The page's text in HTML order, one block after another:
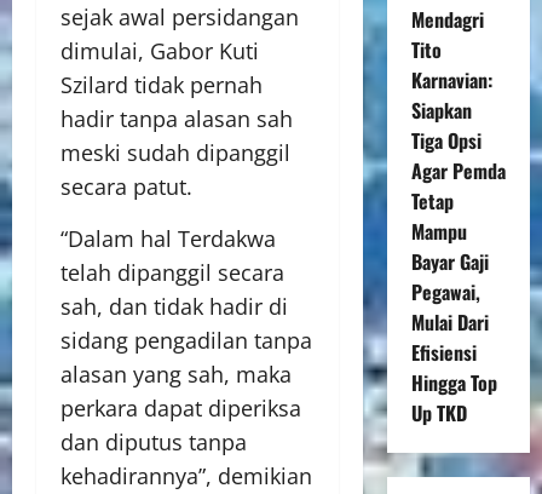
sejak awal persidangan
dimulai, Gabor Kuti
Szilard tidak pernah
hadir tanpa alasan sah
meski sudah dipanggil
secara patut.
“Dalam hal Terdakwa
telah dipanggil secara
sah, dan tidak hadir di
sidang pengadilan tanpa
alasan yang sah, maka
perkara dapat diperiksa
dan diputus tanpa
kehadirannya”, demikian
Mendagri
Tito
Karnavian:
Siapkan
Tiga Opsi
Agar Pemda
Tetap
Mampu
Bayar Gaji
Pegawai,
Mulai Dari
Efisiensi
Hingga Top
Up TKD